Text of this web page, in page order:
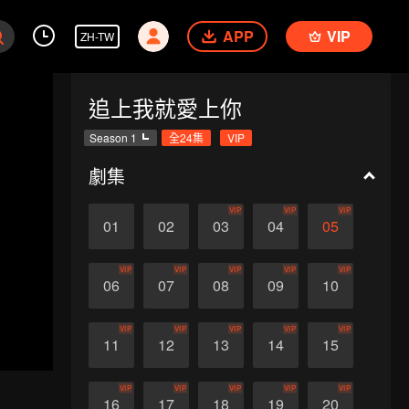
ZH-TW APP VIP
追上我就愛上你
Season 1 全24集 VIP
劇集
01 02 03
VIP
04
VIP
05
VIP
06
VIP
07
VIP
08
VIP
09
VIP
10
VIP
11
VIP
12
VIP
13
VIP
14
VIP
15
VIP
16
VIP
17
VIP
18
VIP
19
VIP
20
VIP